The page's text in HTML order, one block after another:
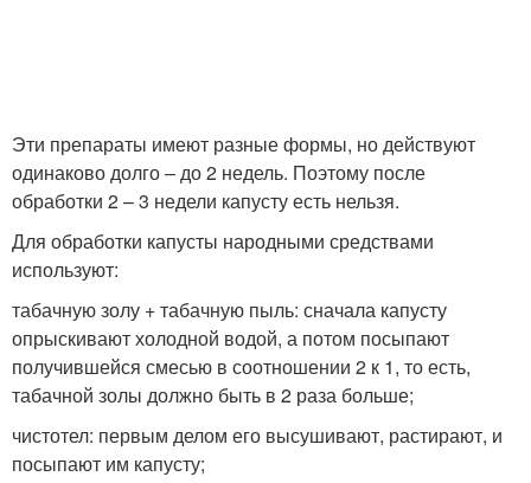
Эти препараты имеют разные формы, но действуют
одинаково долго – до 2 недель. Поэтому после
обработки 2 – 3 недели капусту есть нельзя.
Для обработки капусты народными средствами
используют:
табачную золу + табачную пыль: сначала капусту
опрыскивают холодной водой, а потом посыпают
получившейся смесью в соотношении 2 к 1, то есть,
табачной золы должно быть в 2 раза больше;
чистотел: первым делом его высушивают, растирают, и
посыпают им капусту;